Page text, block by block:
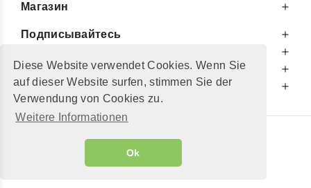
Diese Website verwendet Cookies. Wenn Sie
auf dieser Website surfen, stimmen Sie der
Verwendung von Cookies zu.
Weitere Informationen
Ok
Магазин
Подписывайтесь
Информируем Вас
Дополнительно
© 2002 - 2026"Petershop GmbH"
Alle Preise inkl. MwSt. und zzgl.
GeToTickets.com| build#3.12.37